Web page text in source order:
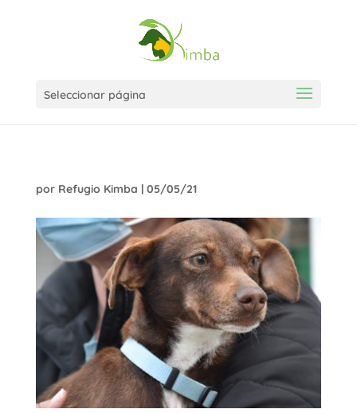
Seleccionar página
por Refugio Kimba | 05/05/21